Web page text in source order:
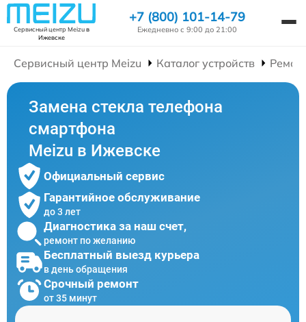
Сервисный центр Meizuв
Ижевске
+7 (800) 101-14-79
Ежедневно с 9:00 до 21:00
Сервисный центр Meizu Каталог устройств
Замена стекла телефона
смартфона
Meizu в Ижевске
Официальный сервис
Гарантийное обслуживание
до 3 лет
Диагностика за наш счет,
ремонт по желанию
Бесплатный выезд курьера
в день обращения
Срочный ремонт
от 35 минут